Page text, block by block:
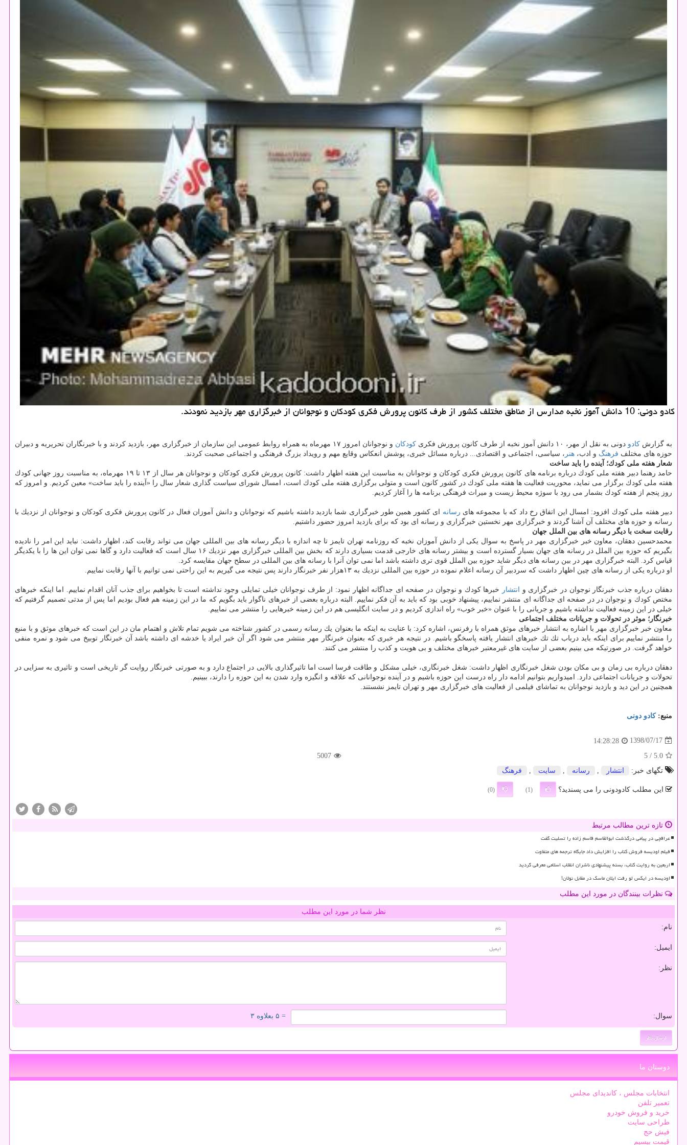
كادو دونی: 10 دانش آموز نخبه مدارس از مناطق مختلف كشور از طرف كانون پرورش فكری كودكان و نوجوانان از خبرگزاری مهر بازدید نمودند.
به گزارش كادو دونی به نقل از مهر، ۱۰ دانش آموز نخبه از طرف كانون پرورش فكری كودكان
و نوجوانان امروز ۱۷ مهرماه به همراه روابط عمومی این سازمان از خبرگزاری مهر، بازدید كردند و با خبرنگاران تحریریه و دبیران
حوزه های مختلف فرهنگ و ادب، هنر ، سیاسی، اجتماعی و اقتصادی... درباره مسائل خبری، پوشش انعكاس وقایع مهم و رویداد بزرگ فرهنگی و اجتماعی صحبت كردند.
شعار هفته ملی كودك؛ آینده را باید ساخت
حامد رهنما دبیر هفته ملی كودك درباره برنامه های كانون پرورش فكری كودكان و نوجوانان به مناسبت این هفته اظهار داشت: كانون پرورش فكری كودكان و نوجوانان هر سال از ۱۳ تا ۱۹ مهرماه، به مناسبت روز جهانی كودك
هفته ملی كودك برگزار می نماید، محوریت فعالیت ها هفته ملی كودك در كشور كانون است و متولی برگزاری هفته ملی كودك است، امسال شورای سیاست گذاری شعار سال را «آینده را باید ساخت» معین كردیم. و امروز كه
روز پنجم از هفته كودك بشمار می رود با سوژه محیط زیست و میراث فرهنگی برنامه ها را آغاز كردیم.
دبیر هفته ملی كودك افزود: امسال این اتفاق رخ داد كه با مجموعه های رسانه ای كشور همین طور خبرگزاری شما بازدید داشته باشیم كه نوجوانان و دانش آموزان فعال در كانون پرورش فكری كودكان و نوجوانان از نزدیك با
رسانه و حوزه های مختلف آن آشنا گردند و خبرگزاری مهر نخستین خبرگزاری و رسانه ای بود كه برای بازدید امروز حضور داشتیم.
رقابت سخت با دیگر رسانه های بین الملل جهان
محمدحسین دهقان، معاون خبر خبرگزاری مهر در پاسخ به سوال یكی از دانش آموزان نخبه كه روزنامه تهران تایمز تا چه اندازه با دیگر رسانه های بین المللی جهان می تواند رقابت كند، اظهار داشت: نباید این امر را نادیده
بگیریم كه حوزه بین الملل در رسانه های جهان بسیار گسترده است و بیشتر رسانه های خارجی قدمت بسیاری دارند كه بخش بین المللی خبرگزاری مهر نزدیك ۱۶ سال است كه فعالیت دارد و گاها نمی توان این ها را با یكدیگر
قیاس كرد. البته خبرگزاری مهر در بین رسانه های دیگر شاید حوزه بین الملل قوی تری داشته باشد اما نمی توان آنرا با رسانه های بین المللی در سطح جهان مقایسه كرد.
او درباره یكی از رسانه های چین اظهار داشت كه سردبیر آن رسانه اعلام نموده در حوزه بین المللی نزدیك به ۱۳هزار نفر خبرنگار دارند پس نتیجه می گیریم به این راحتی نمی توانیم با آنها رقابت نماییم.
دهقان درباره جذب خبرنگار نوجوان در خبرگزاری و انتشار
خبرها كودك و نوجوان در صفحه ای جداگانه اظهار نمود: از طرف نوجوانان خیلی تمایلی وجود نداشته است تا بخواهیم برای جذب آنان اقدام نماییم. اما اینكه خبرهای
مختص كودك و نوجوان در در صفحه ای جداگانه ای منتشر نماییم، پیشنهاد خوبی بود كه باید به آن فكر نماییم. البته درباره بعضی از خبرهای ناگوار باید بگویم كه ما در این زمینه هم فعال بودیم اما پس از مدتی تصمیم گرفتیم كه
خیلی در این زمینه فعالیت نداشته باشیم و جریانی را با عنوان «خبر خوب» راه اندازی كردیم و در سایت انگلیسی هم در این زمینه خبرهایی را منتشر می نماییم.
خبرنگار؛ موثر در تحولات و جریانات مختلف اجتماعی
معاون خبر خبرگزاری مهر با اشاره به انتشار خبرهای موثق همراه با رفرنس، اشاره كرد: با عنایت به اینكه ما بعنوان یك رسانه رسمی در كشور شناخته می شویم تمام تلاش و اهتمام مان در این است كه خبرهای موثق و با منبع
را منتشر نماییم برای اینكه باید درباب تك تك خبرهای انتشار یافته پاسخگو باشیم. در نتیجه هر خبری كه بعنوان خبرنگار مهر منتشر می شود اگر آن خبر ایراد یا خدشه ای داشته باشد آن خبرنگار توبیخ می شود و نمره منفی
خواهد گرفت. در صورتیكه می بینیم بعضی از سایت های غیرمعتبر خبرهای مختلف و بی هویت و كذب را منتشر می كنند.
دهقان درباره بی زمان و بی مكان بودن شغل خبرنگاری اظهار داشت: شغل خبرنگاری، خیلی مشكل و طاقت فرسا است اما تاثیرگذاری بالایی در اجتماع دارد و به صورتی خبرنگار روایت گر تاریخی است و تاثیری به سزایی در
تحولات و جریانات اجتماعی دارد. امیدواریم بتوانیم ادامه دار راه درست این حوزه باشیم و در آینده نوجوانانی كه علاقه و انگیزه وارد شدن به این حوزه را دارند، ببینیم.
همچنین در این دید و بازدید نوجوانان به تماشای فیلمی از فعالیت های خبرگزاری مهر و تهران تایمز نشستند.
منبع:كادو دونی
1398/07/17
14:28:28
5.0
/ 5
5007
تگهای خبر:
انتشار , رسانه , سایت , فرهنگ
این مطلب کادودونی را می پسندید؟ (1)
(0)
تازه ترین مطالب مرتبط
عراقچی در پیامی درگذشت ابوالقاسم قاسم زاده را تسلیت گفت
فیلم اودیسه فروش کتاب را افزایش داد جایگاه ترجمه های متفاوت
اربعین به روایت کتاب، بسته پیشنهادی ناشران انقلاب اسلامی معرفی گردید
اودیسه در ایکس لو رفت ایلان ماسک در مقابل نولان!
نظرات بینندگان در مورد این مطلب
نظر شما در مورد این مطلب
نام:
ایمیل:
نظر:
سوال: = ۵ بعلاوه ۳
دوستان ما
انتخابات مجلس ، کاندیدای مجلس
تعمیر تلفن
خرید و فروش خودرو
طراحی سایت
فیش حج
قیمت بیسیم